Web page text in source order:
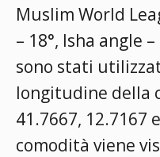
Muslim World
– 18°, Isha angle –
sono stati
longitudine della
41.7667, 12.7167
comodità viene